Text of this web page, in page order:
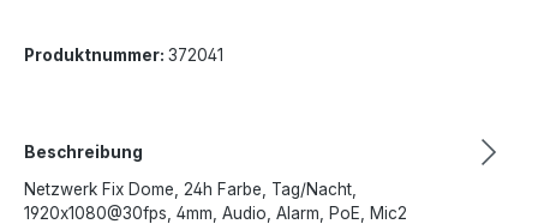
Produktnummer: 372041
Beschreibung
Netzwerk Fix Dome, 24h Farbe, Tag/Nacht,
1920x1080@30fps, 4mm, Audio, Alarm, PoE, Mic2